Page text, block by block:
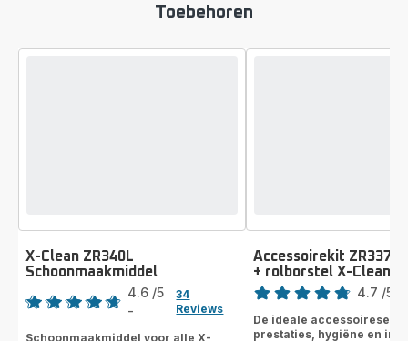
Toebehoren
X-Clean ZR340L
Schoonmaakmiddel
Score
4.6 /5
-
34
Reviews
Schoonmaakmiddel voor alle X-
Accessoirekit
+ rolborstel X-Clean 7
Score
4.7 /5
De ideale accessoireset
prestaties, hygiëne en